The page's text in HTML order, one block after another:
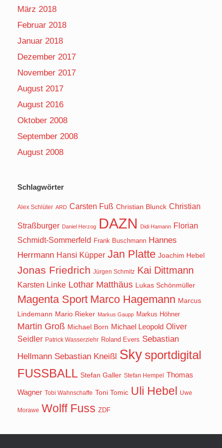
März 2018
Februar 2018
Januar 2018
Dezember 2017
November 2017
August 2017
August 2016
Oktober 2008
September 2008
August 2008
Schlagwörter
Alex Schlüter ARD Carsten Fuß Christian Blunck Christian
Straßburger Daniel Herzog DAZN Didi Hamann Florian
Schmidt-Sommerfeld Frank Buschmann Hannes
Herrmann Hansi Küpper Jan Platte Joachim Hebel
Jonas Friedrich Jürgen Schmitz Kai Dittmann
Karsten Linke Lothar Matthäus Lukas Schönmüller
Magenta Sport Marco Hagemann Marcus
Lindemann Mario Rieker Markus Gaupp Markus Höhner
Martin Groß Michael Born Michael Leopold Oliver
Seidler Patrick Wasserziehr Roland Evers Sebastian
Hellmann Sebastian Kneißl Sky sportdigital
FUSSBALL Stefan Galler Stefan Hempel Thomas
Wagner Tobi Wahnschaffe Toni Tomic Uli Hebel Uwe
Morawe Wolff Fuss ZDF